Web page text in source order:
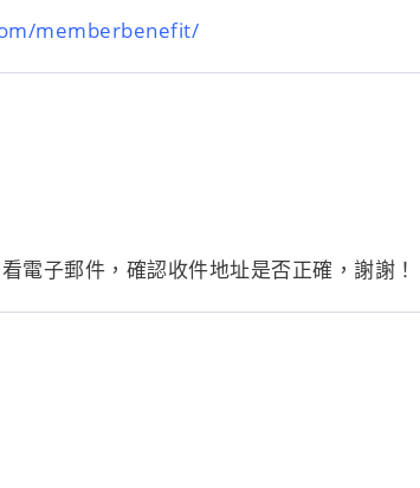
memberbenefit/
電子郵件，確認收件地址是否正確，謝謝！